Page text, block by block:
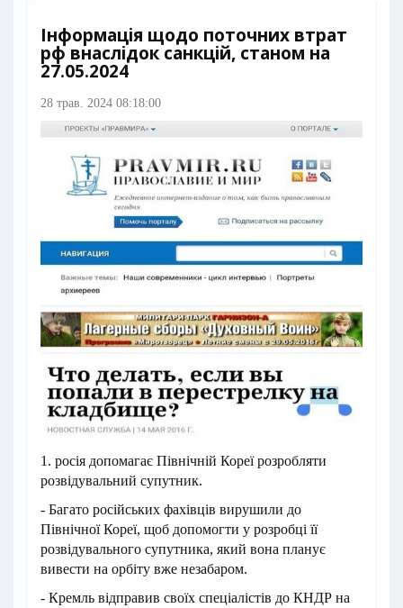
Інформація щодо поточних втрат
рф внаслідок санкцій, станом на
27.05.2024
28 трав. 2024 08:18:00
1. росія допомагає Північній Кореї розробляти
розвідувальний супутник.
- Багато російських фахівців вирушили до
Північної Кореї, щоб допомогти у розробці її
розвідувального супутника, який вона планує
вивести на орбіту вже незабаром.
- Кремль відправив своїх спеціалістів до КНДР на